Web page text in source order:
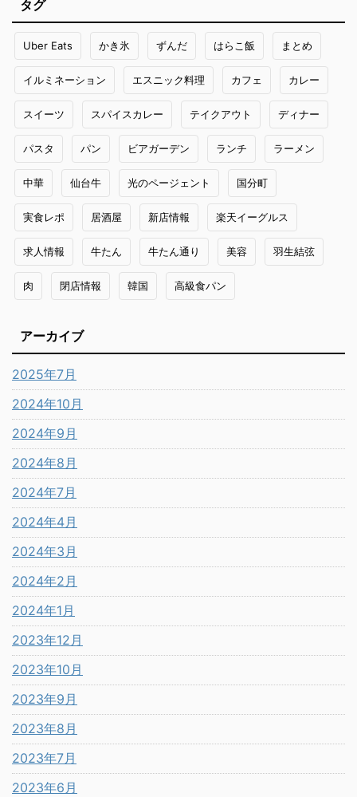
タグ
Uber Eats かき氷 ずんだ はらこ飯 まとめ
イルミネーション エスニック料理 カフェ カレー
スイーツ スパイスカレー テイクアウト ディナー
パスタ パン ビアガーデン ランチ ラーメン
中華 仙台牛 光のページェント 国分町
実食レポ 居酒屋 新店情報 楽天イーグルス
求人情報 牛たん 牛たん通り 美容 羽生結弦
肉 閉店情報 韓国 高級食パン
アーカイブ
2025年7月
2024年10月
2024年9月
2024年8月
2024年7月
2024年4月
2024年3月
2024年2月
2024年1月
2023年12月
2023年10月
2023年9月
2023年8月
2023年7月
2023年6月